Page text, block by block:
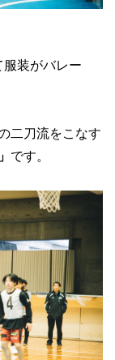
服装がバレー
二刀流をこなす
です。